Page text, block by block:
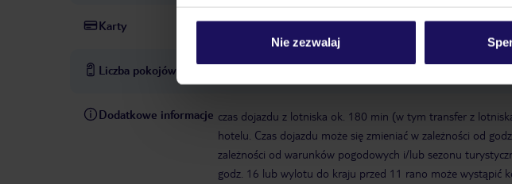
Nie zezwalaj
Karty
Liczba pokojów
Dodatkowe informacje czas dojazdu z lotniska ok. 180 min (w tym transfer z
hotelu. Czas dojazdu może się zmieniać w zależności od
zależności od warunków pogodowych i/lub sezonu
godz. 16 lub wylotu do kraju przed 11 rano może wystąpić